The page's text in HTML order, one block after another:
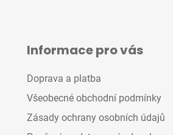
Informace pro vás
Doprava a platba
Všeobecné obchodní podmínky
Zásady ochrany osobních údajů